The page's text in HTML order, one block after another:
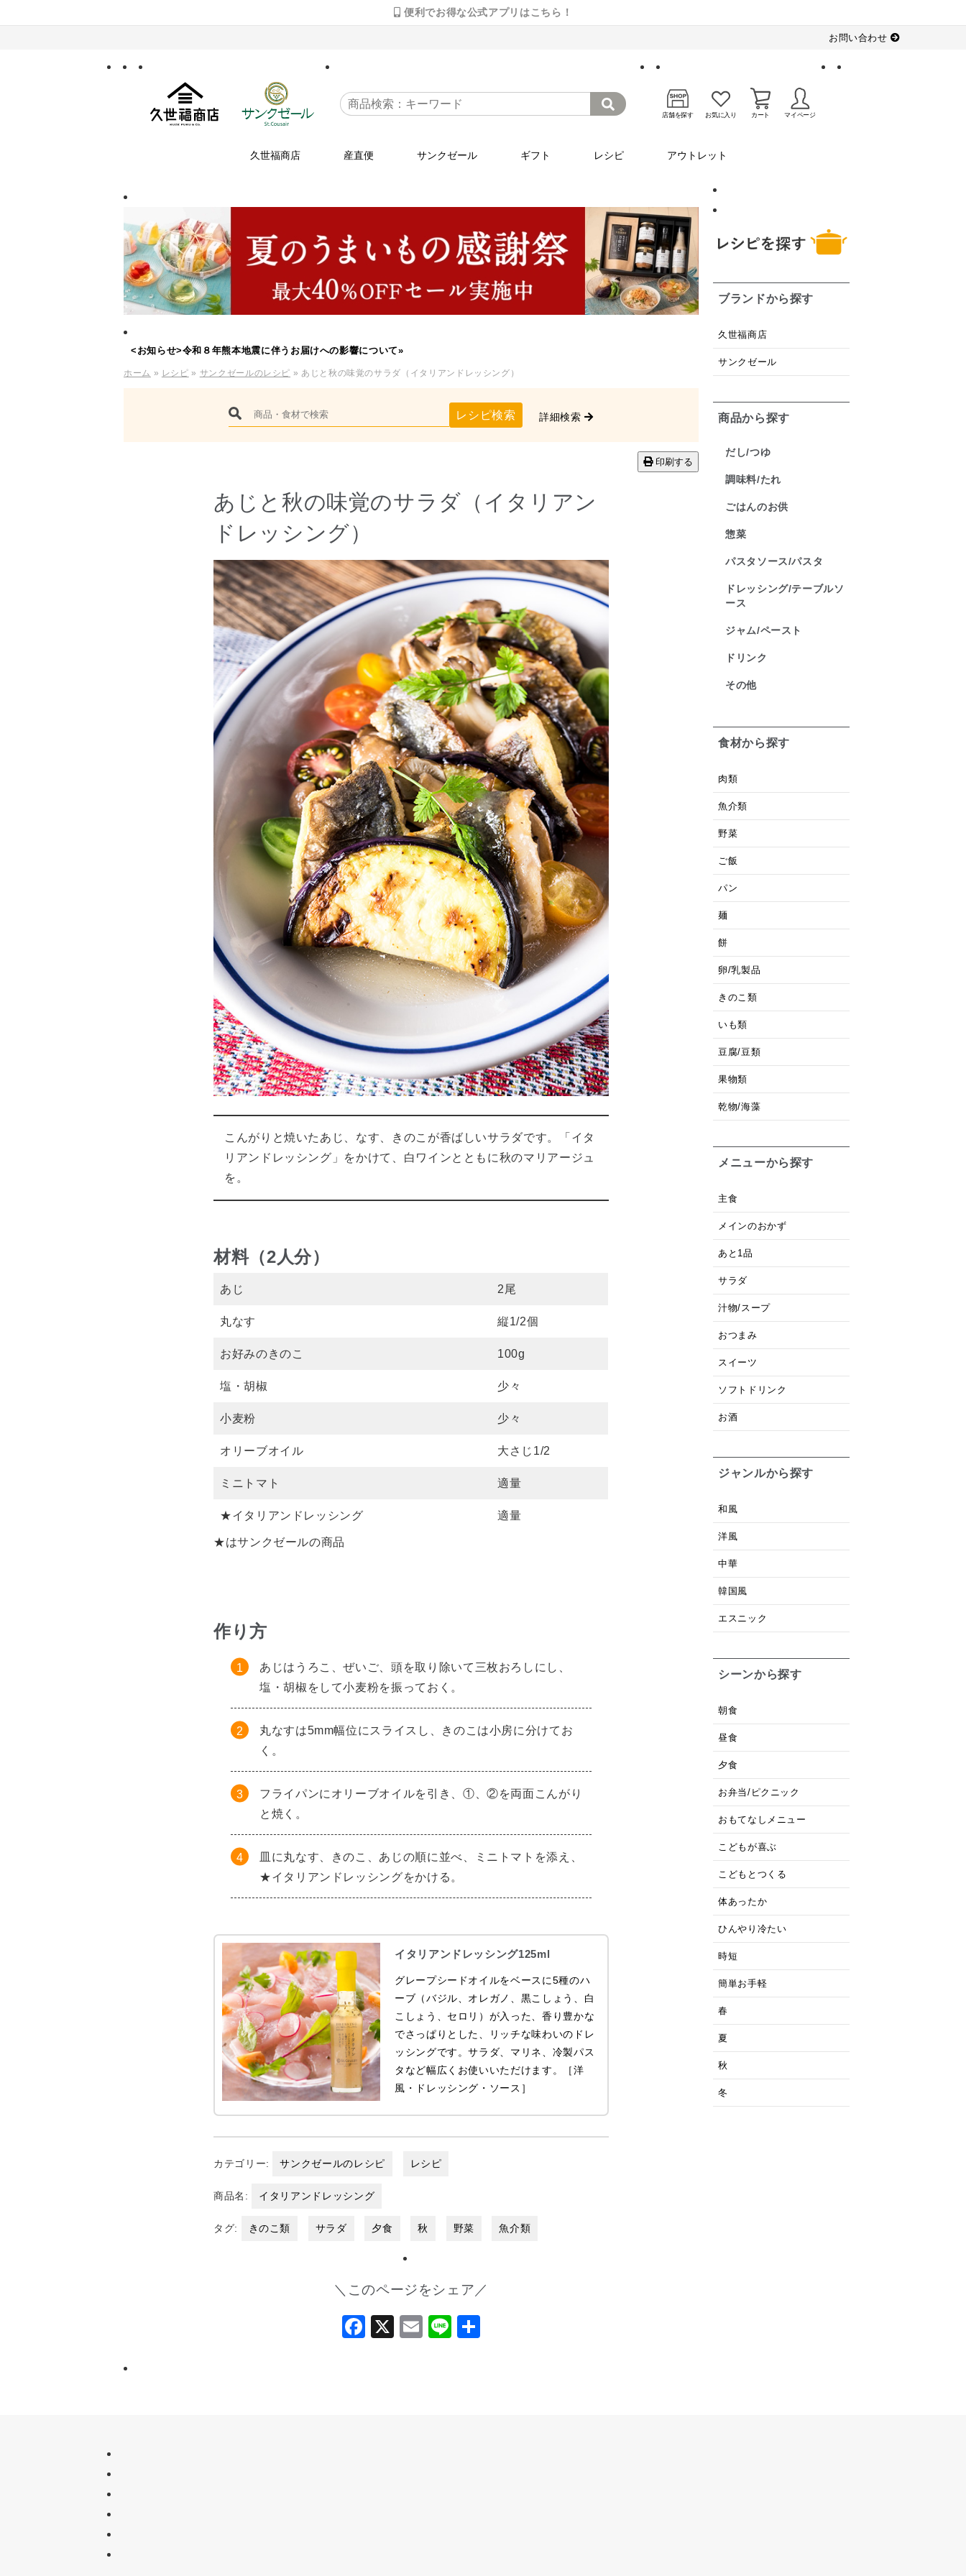
便利でお得な公式アプリはこちら！
お問い合わせ
店舗を探す お気に入り カート マイページ
久世福商店 産直便 サンクゼール ギフト レシピ アウトレット
<お知らせ>令和８年熊本地震に伴うお届けへの影響について»
ホーム » レシピ » サンクゼールのレシピ » あじと秋の味覚のサラダ（イタリアンドレッシング）
レシピ検索 詳細検索
印刷する
あじと秋の味覚のサラダ（イタリアン
ドレッシング）
こんがりと焼いたあじ、なす、きのこが香ばしいサラダです。「イタ
リアンドレッシング」をかけて、白ワインとともに秋のマリアージュ
を。
材料（2人分）
あじ 2尾
丸なす 縦1/2個
お好みのきのこ 100g
塩・胡椒 少々
小麦粉 少々
オリーブオイル 大さじ1/2
ミニトマト 適量
★イタリアンドレッシング 適量
★はサンクゼールの商品
作り方
あじはうろこ、ぜいご、頭を取り除いて三枚おろしにし、
塩・胡椒をして小麦粉を振っておく。
丸なすは5mm幅位にスライスし、きのこは小房に分けてお
く。
フライパンにオリーブオイルを引き、①、②を両面こんがり
と焼く。
皿に丸なす、きのこ、あじの順に並べ、ミニトマトを添え、
★イタリアンドレッシングをかける。
イタリアンドレッシング125ml
グレープシードオイルをベースに5種のハ
ーブ（バジル、オレガノ、黒こしょう、白
こしょう、セロリ）が入った、香り豊かな
でさっぱりとした、リッチな味わいのドレ
ッシングです。サラダ、マリネ、冷製パス
タなど幅広くお使いいただけます。［洋
風・ドレッシング・ソース］
カテゴリー: サンクゼールのレシピ レシピ
商品名: イタリアンドレッシング
タグ: きのこ類 サラダ 夕食 秋 野菜 魚介類
＼このページをシェア／
Facebook
X Email
Line
ブランドから探す
久世福商店
サンクゼール
商品から探す
だし/つゆ
調味料/たれ
ごはんのお供
惣菜
パスタソース/パスタ
ドレッシング/テーブルソ
ース
ジャム/ペースト
ドリンク
その他
食材から探す
肉類
魚介類
野菜
ご飯
パン
麺
餅
卵/乳製品
きのこ類
いも類
豆腐/豆類
果物類
乾物/海藻
メニューから探す
主食
メインのおかず
あと1品
サラダ
汁物/スープ
おつまみ
スイーツ
ソフトドリンク
お酒
ジャンルから探す
和風
洋風
中華
韓国風
エスニック
シーンから探す
朝食
昼食
夕食
お弁当/ピクニック
おもてなしメニュー
こどもが喜ぶ
こどもとつくる
体あったか
ひんやり冷たい
時短
簡単お手軽
春
夏
秋
冬